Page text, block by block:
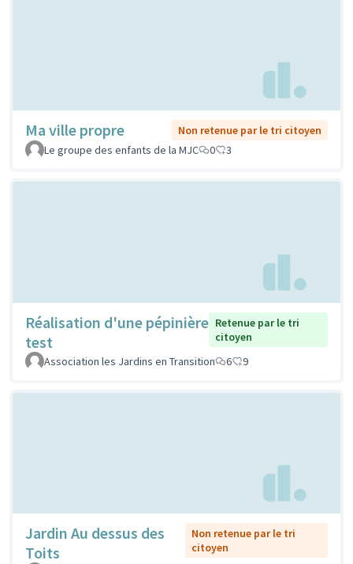
Ma ville propre
Non retenue par le tri citoyen
Le groupe des enfants de la MJC
0 3
Réalisation d'une pépinière
test
Retenue par le tri
citoyen
Association les Jardins en Transition
6 9
Jardin Au dessus des
Toits
Non retenue par le tri
citoyen